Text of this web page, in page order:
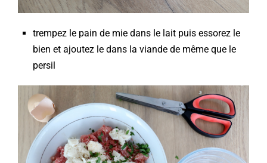
trempez le pain de mie dans le lait puis essorez le
bien et ajoutez le dans la viande de même que le
persil